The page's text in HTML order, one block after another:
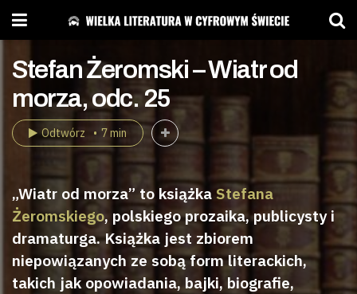
Stefan Żeromski – Wiatr od
morza, odc. 25
Odtwórz 7 min
„Wiatr od morza” to książka Stefana
Żeromskiego, polskiego prozaika, publicysty i
dramaturga. Książka jest zbiorem
niepowiązanych ze sobą form literackich,
takich jak opowiadania, bajki, biografie,